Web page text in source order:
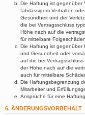
Die Haftung ist gegenüber
fahrlässigem Verhalten
Gesundheit und der
die bei Vertragsschluss
Höhe nach auf die
für mittelbare
Die Haftung ist gegenüber
und Gesundheit oder
auf die bei
der Höhe nach auf die
auch für mittelbare
Die Haftungsbegrenzung
Mitarbeiter und
Ansprüche für eine
6. ÄNDERUNGSVORBEHALT